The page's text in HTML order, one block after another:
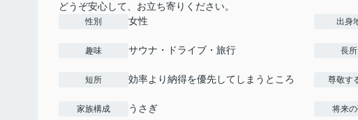
どうぞ安心して、お立ち寄りください。
性別 女性 出身
趣味 サウナ・ドライブ・旅行 長所
短所 効率より納得を優先してしまうところ 尊敬す
家族構成 うさぎ 将来